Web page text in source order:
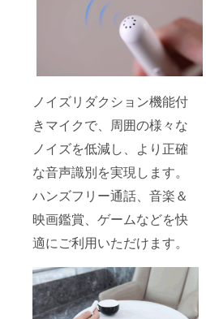
ノイズリダクション機能付
きマイクで、周囲の様々な
ノイズを低減し、より正確
な音声識別を実現します。
ハンズフリー通話、音楽＆
映画鑑賞、ゲームなどを快
適にご利用いただけます。